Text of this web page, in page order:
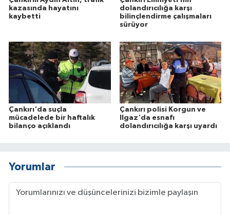
kazasında hayatını
kaybetti
dolandırıcılığa karşı
bilinçlendirme çalışmaları
sürüyor
Çankırı'da suçla
mücadelede bir haftalık
bilanço açıklandı
Çankırı polisi Korgun ve
Ilgaz'da esnafı
dolandırıcılığa karşı uyardı
Yorumlar